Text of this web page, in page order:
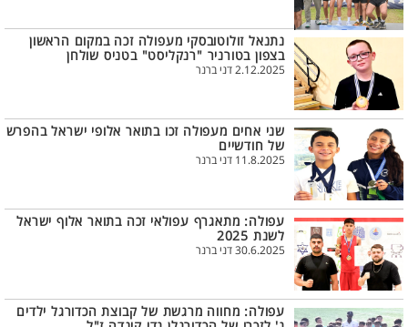
נתנאל זולוטובסקי מעפולה זכה במקום הראשון
בצפון בטורניר "רנקליסט" בטניס שולחן
2.12.2025 דני ברנר
שני אחים מעפולה זכו בתואר אלופי ישראל בהפרש
של חודשיים
11.8.2025 דני ברנר
עפולה: מתאגרף עפולאי זכה בתואר אלוף ישראל
לשנת 2025
30.6.2025 דני ברנר
עפולה: מחווה מרגשת של קבוצת הכדורגל ילדים